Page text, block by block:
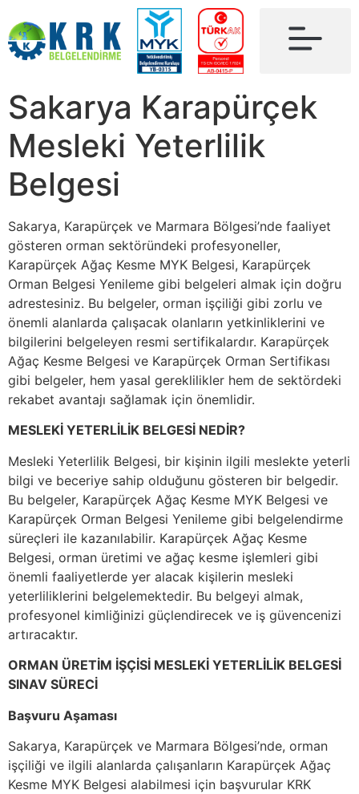
Sakarya Karapürçek
Mesleki Yeterlilik
Belgesi
Sakarya, Karapürçek ve Marmara Bölgesi’nde faaliyet
gösteren orman sektöründeki profesyoneller,
Karapürçek Ağaç Kesme MYK Belgesi, Karapürçek
Orman Belgesi Yenileme gibi belgeleri almak için doğru
adrestesiniz. Bu belgeler, orman işçiliği gibi zorlu ve
önemli alanlarda çalışacak olanların yetkinliklerini ve
bilgilerini belgeleyen resmi sertifikalardır. Karapürçek
Ağaç Kesme Belgesi ve Karapürçek Orman Sertifikası
gibi belgeler, hem yasal gereklilikler hem de sektördeki
rekabet avantajı sağlamak için önemlidir.
MESLEKİ YETERLİLİK BELGESİ NEDİR?
Mesleki Yeterlilik Belgesi, bir kişinin ilgili meslekte yeterli
bilgi ve beceriye sahip olduğunu gösteren bir belgedir.
Bu belgeler, Karapürçek Ağaç Kesme MYK Belgesi ve
Karapürçek Orman Belgesi Yenileme gibi belgelendirme
süreçleri ile kazanılabilir. Karapürçek Ağaç Kesme
Belgesi, orman üretimi ve ağaç kesme işlemleri gibi
önemli faaliyetlerde yer alacak kişilerin mesleki
yeterliliklerini belgelemektedir. Bu belgeyi almak,
profesyonel kimliğinizi güçlendirecek ve iş güvencenizi
artıracaktır.
ORMAN ÜRETİM İŞÇİSİ MESLEKİ YETERLİLİK BELGESİ
SINAV SÜRECİ
Başvuru Aşaması
Sakarya, Karapürçek ve Marmara Bölgesi’nde, orman
işçiliği ve ilgili alanlarda çalışanların Karapürçek Ağaç
Kesme MYK Belgesi alabilmesi için başvurular KRK